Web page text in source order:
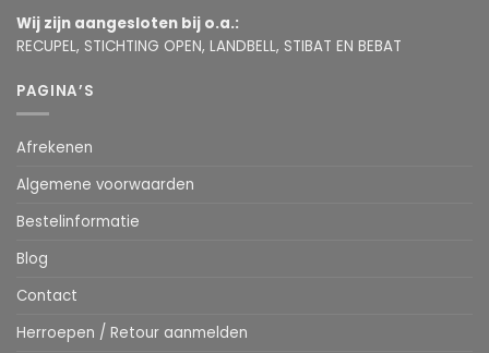
Wij zijn aangesloten bij o.a.:
RECUPEL, STICHTING OPEN, LANDBELL, STIBAT EN BEBAT
PAGINA’S
Afrekenen
Algemene voorwaarden
Bestelinformatie
Blog
Contact
Herroepen / Retour aanmelden